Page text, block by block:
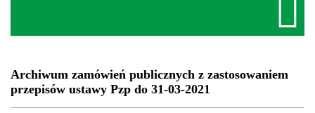
Archiwum zamówień publicznych z zastosowaniem
przepisów ustawy Pzp do 31-03-2021